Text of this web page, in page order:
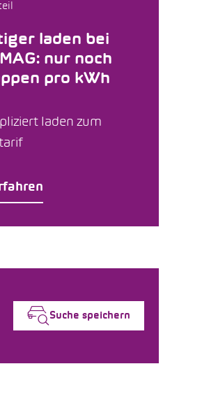
Suche speichern
laden bei
nur noch
pro kWh
laden zum